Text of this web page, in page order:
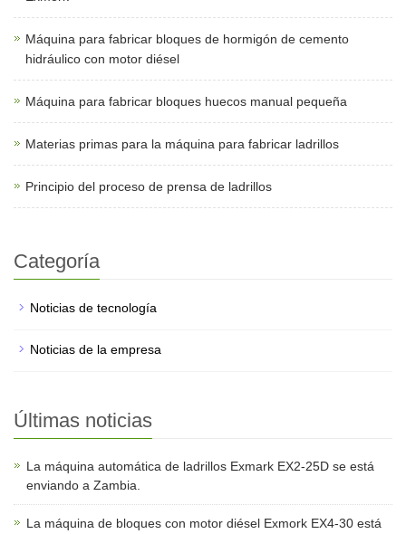
Máquina para fabricar bloques de hormigón de cemento
hidráulico con motor diésel
Máquina para fabricar bloques huecos manual pequeña
Materias primas para la máquina para fabricar ladrillos
Principio del proceso de prensa de ladrillos
Categoría
Noticias de tecnología
Noticias de la empresa
Últimas noticias
La máquina automática de ladrillos Exmark EX2-25D se está
enviando a Zambia.
La máquina de bloques con motor diésel Exmork EX4-30 está